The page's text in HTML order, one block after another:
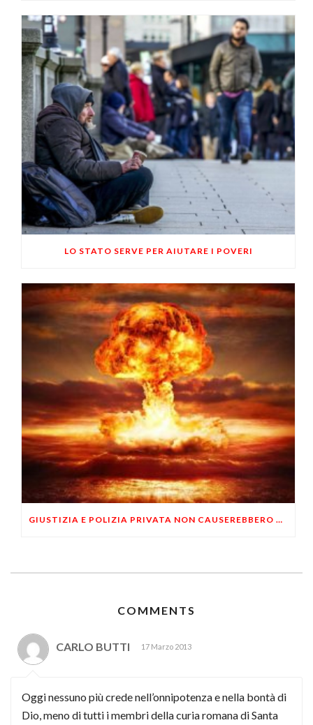
LO STATO SERVE PER AIUTARE I POVERI
GIUSTIZIA E POLIZIA PRIVATA NON CAUSEREBBERO UNA GUERRA CIVILE?
COMMENTS
CARLO BUTTI 17 Marzo 2013
Oggi nessuno più crede nell’onnipotenza e nella bontà di
Dio, meno di tutti i membri della curia romana di Santa